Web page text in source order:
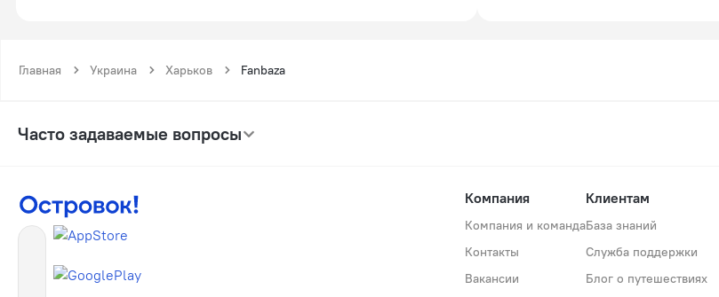
Главная Украина Харьков Fanbaza
Часто задаваемые вопросы
Компания
Компания и команда
Контакты
Вакансии
Клиентам
База знаний
Служба поддержки
Блог о путешествиях